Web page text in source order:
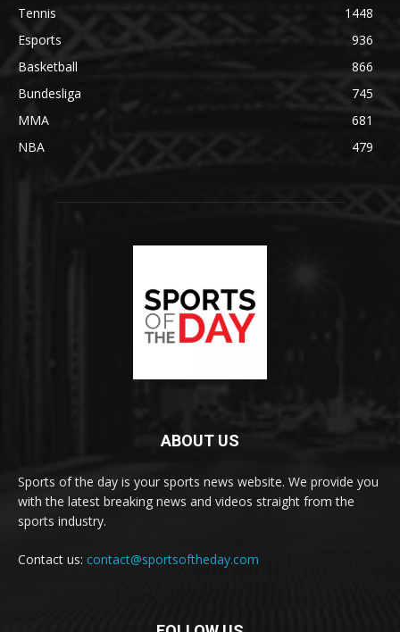
Tennis
1448
Esports
936
Basketball
866
Bundesliga
745
MMA
681
NBA
479
ABOUT US
Sports of the day is your sports news website. We provide you
with the latest breaking news and videos straight from the
sports industry.
Contact us: contact@sportsoftheday.com